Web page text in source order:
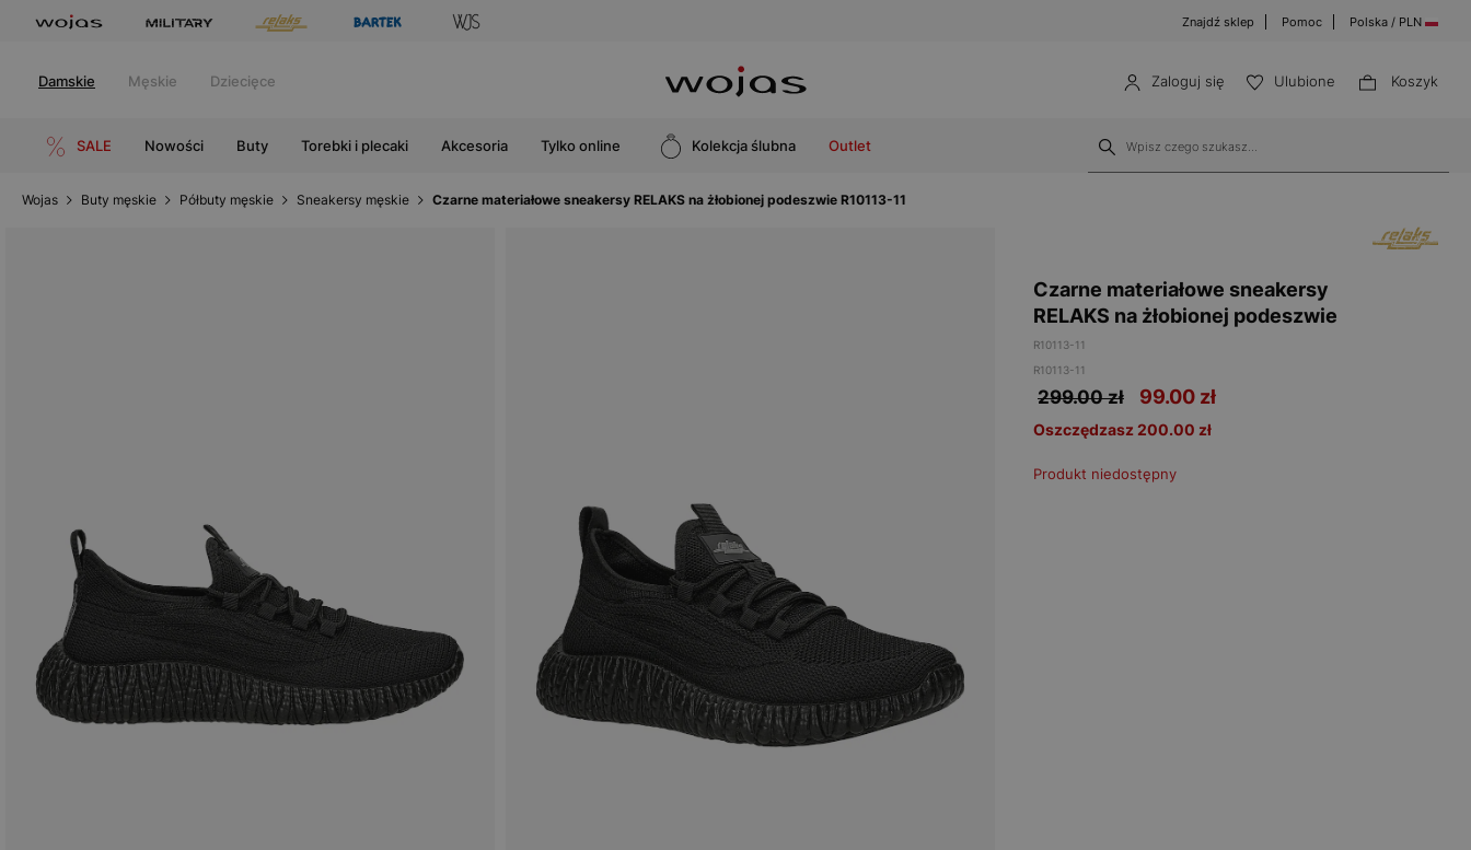
Znajdź sklep Pomoc Polska / PLN
Damskie Męskie Dziecięce Zaloguj się Ulubione Koszyk
SALE Nowości Buty Torebki i plecaki Akcesoria Tylko online Kolekcja ślubna Outlet
Wojas Buty męskie Półbuty męskie Sneakersy męskie Czarne materiałowe sneakersy RELAKS na żłobionej podeszwie R10113-11
Czarne materiałowe sneakersy
RELAKS na żłobionej podeszwie
R10113-11
R10113-11
299.00 zł 99.00 zł
Oszczędzasz 200.00 zł
Produkt niedostępny